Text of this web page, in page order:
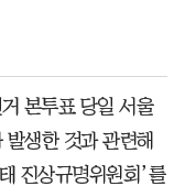
본투표 당일 서울
생한 것과 관련해
진상규명위원회’를